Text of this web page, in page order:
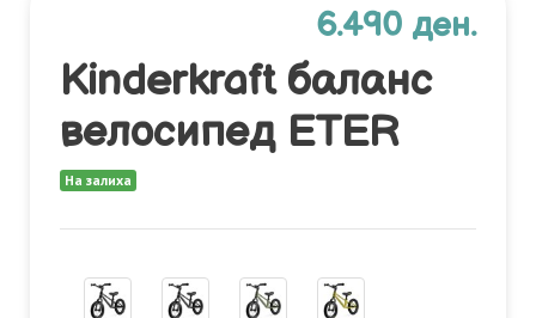
6.490 ден.
Kinderkraft баланс
велосипед ETER
На залиха